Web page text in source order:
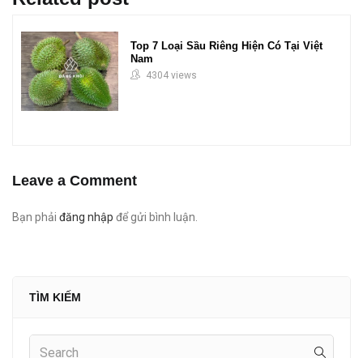
Top 7 Loại Sầu Riêng Hiện Có Tại Việt
Nam
4304 views
Leave a Comment
Bạn phải đăng nhập để gửi bình luận.
TÌM KIẾM